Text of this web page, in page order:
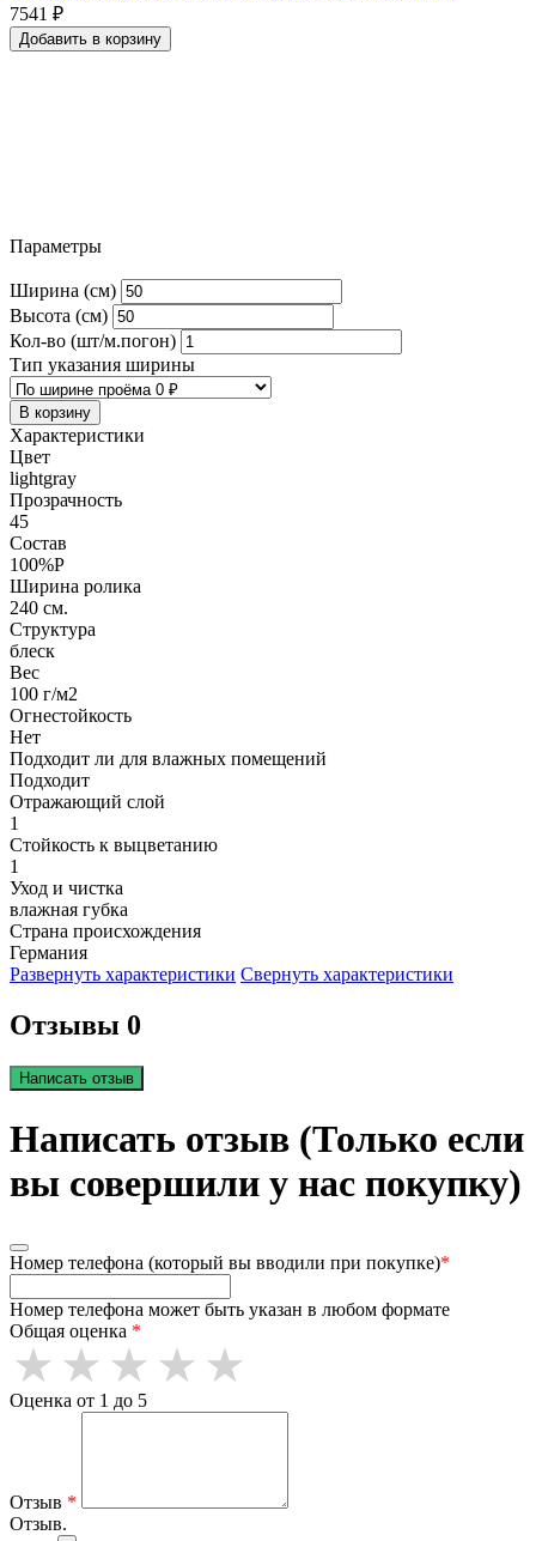
7541 ₽
Добавить в корзину
Параметры
Ширина (см)
Высота (см)
Кол-во (шт/м.погон)
Тип указания ширины
В корзину
Характеристики
Цвет
lightgray
Прозрачность
45
Состав
100%P
Ширина ролика
240 см.
Структура
блеск
Вес
100 г/м2
Огнестойкость
Нет
Подходит ли для влажных помещений
Подходит
Отражающий слой
1
Стойкость к выцветанию
1
Уход и чистка
влажная губка
Страна происхождения
Германия
Развернуть характеристики Свернуть характеристики
Отзывы 0
Написать отзыв
Написать отзыв (Только если
вы совершили у нас покупку)
Номер телефона (который вы вводили при покупке)*
Номер телефона может быть указан в любом формате
Общая оценка *
Оценка от 1 до 5
Отзыв *
Отзыв.